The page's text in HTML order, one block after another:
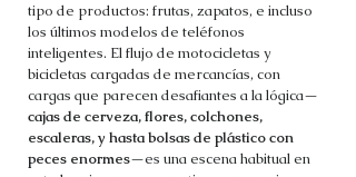
tipo de productos: frutas, zapatos, e incluso
los últimos modelos de teléfonos
inteligentes. El flujo de motocicletas y
bicicletas cargadas de mercancías, con
cargas que parecen desafiantes a la lógica—
cajas de cerveza, flores, colchones,
escaleras, y hasta bolsas de plástico con
peces enormes—es una escena habitual en